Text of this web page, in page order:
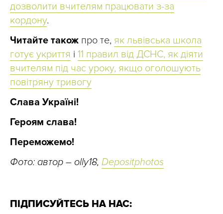
дозволити вчителям працювати з-за
кордону.
Читайте також про те, як львівська школа
готує укриття і 11 правил від ДСНС, як діяти
вчителям під час уроку, якщо оголошують
повітряну тривогу
Слава Україні!
Героям слава!
Переможемо!
Фото: автор – olly18, Depositphotos
ПІДПИСУЙТЕСЬ НА НАС: